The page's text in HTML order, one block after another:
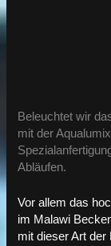
Beleuchtet wir
mit der
Abläufen.
Vor allem das
im Malawi
mit dieser Art